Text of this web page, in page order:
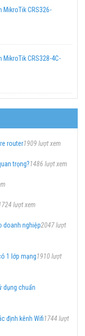
CRS326-
CRS328-4C-
router1909 lượt xem
trọng?1486 lượt xem
lượt xem
doanh nghiệp2047 lượt
1 lớp mạng1910 lượt
dụng chuẩn
định kênh Wifi1744 lượt